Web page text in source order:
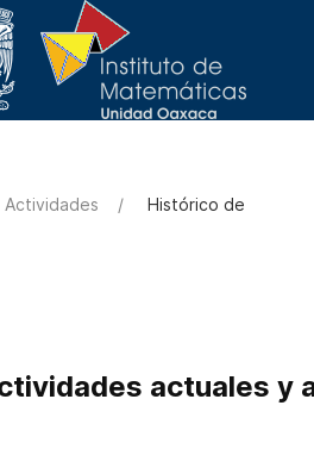
Actividades
Histórico de
actuales y